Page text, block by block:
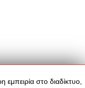
στο διαδίκτυο,